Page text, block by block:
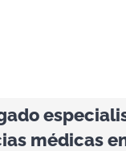
médicas